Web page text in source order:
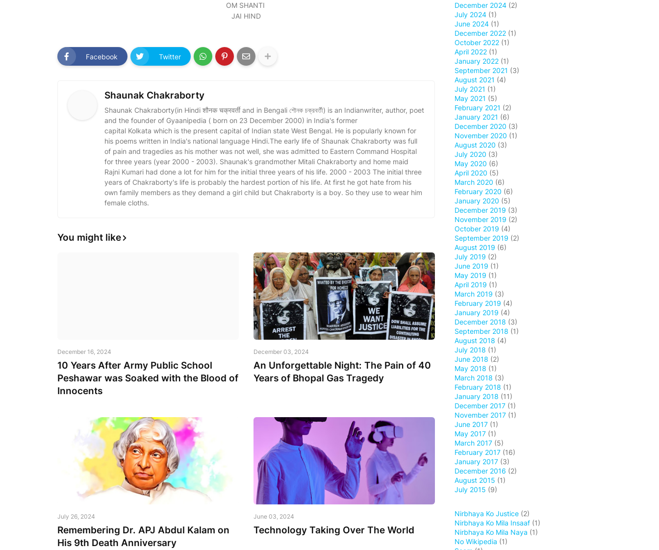
OM SHANTI
JAI HIND
Facebook Twitter
Shaunak Chakraborty
Shaunak Chakraborty(in Hindi शौनक चक्रवर्ती and in Bengali শৌনক চক্রবর্তী) is an Indianwriter, author, poet
and the founder of Gyaanipedia ( born on 23 December 2000) in India's former
capital Kolkata which is the present capital of Indian state West Bengal. He is popularly known for
his poems written in India's national language Hindi.The early life of Shaunak Chakraborty was full
of pain and tragedies as his mother was not well, she was admitted to Eastern Command Hospital
for three years (year 2000 - 2003). Shaunak's grandmother Mitali Chakraborty and home maid
Rajni Kumari had done a lot for him for the initial three years of his life. 2000 - 2003 The initial three
years of Chakraborty's life is probably the hardest portion of his life. At first he got hate from his
own family members as they demand a girl child but Chakraborty is a boy. So they use to wear him
female cloths.
You might like
December 16, 2024
10 Years After Army Public School
Peshawar was Soaked with the Blood of
Innocents
December 03, 2024
An Unforgettable Night: The Pain of 40
Years of Bhopal Gas Tragedy
July 26, 2024
Remembering Dr. APJ Abdul Kalam on
His 9th Death Anniversary
June 03, 2024
Technology Taking Over The World
December 2024 (2)
July 2024 (1)
June 2024 (1)
December 2022 (1)
October 2022 (1)
April 2022 (1)
January 2022 (1)
September 2021 (3)
August 2021 (4)
July 2021 (1)
May 2021 (5)
February 2021 (2)
January 2021 (6)
December 2020 (3)
November 2020 (1)
August 2020 (3)
July 2020 (3)
May 2020 (6)
April 2020 (5)
March 2020 (6)
February 2020 (6)
January 2020 (5)
December 2019 (3)
November 2019 (2)
October 2019 (4)
September 2019 (2)
August 2019 (6)
July 2019 (2)
June 2019 (1)
May 2019 (1)
April 2019 (1)
March 2019 (3)
February 2019 (4)
January 2019 (4)
December 2018 (3)
September 2018 (1)
August 2018 (4)
July 2018 (1)
June 2018 (2)
May 2018 (1)
March 2018 (3)
February 2018 (1)
January 2018 (11)
December 2017 (1)
November 2017 (1)
June 2017 (1)
May 2017 (1)
March 2017 (5)
February 2017 (16)
January 2017 (3)
December 2016 (2)
August 2015 (1)
July 2015 (9)
Nirbhaya Ko Justice (2)
Nirbhaya Ko Mila Insaaf (1)
Nirbhaya Ko Mila Naya (1)
No Wikipedia (1)